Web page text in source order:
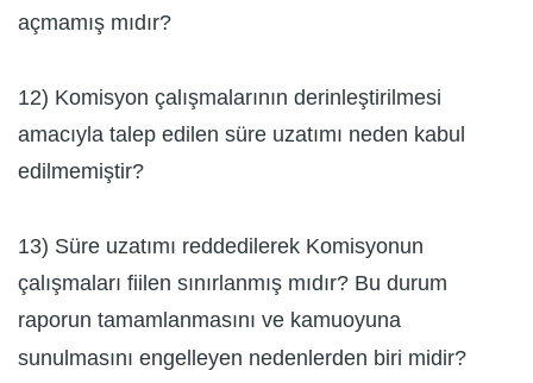
açmamış mıdır?
12) Komisyon çalışmalarının derinleştirilmesi
amacıyla talep edilen süre uzatımı neden kabul
edilmemiştir?
13) Süre uzatımı reddedilerek Komisyonun
çalışmaları fiilen sınırlanmış mıdır? Bu durum
raporun tamamlanmasını ve kamuoyuna
sunulmasını engelleyen nedenlerden biri midir?